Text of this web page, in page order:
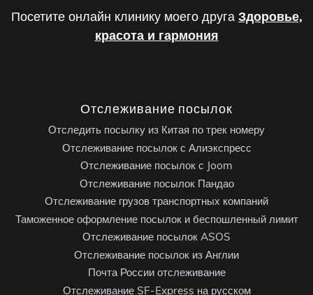
Посетите онлайн клинику моего друга Здоровье,
красота и гармония
Отслеживание посылок
Отследить посылку из Китая по трек номеру
Отслеживание посылок с Алиэкспресс
Отслеживание посылок с Joom
Отслеживание посылок Пандао
Отслеживание грузов транспортных компаний
Таможенное оформление посылок и беспошленный лимит
Отслеживание посылок ASOS
Отслеживание посылок из Англии
Почта России отслеживание
Отслеживание SF-Express на русском